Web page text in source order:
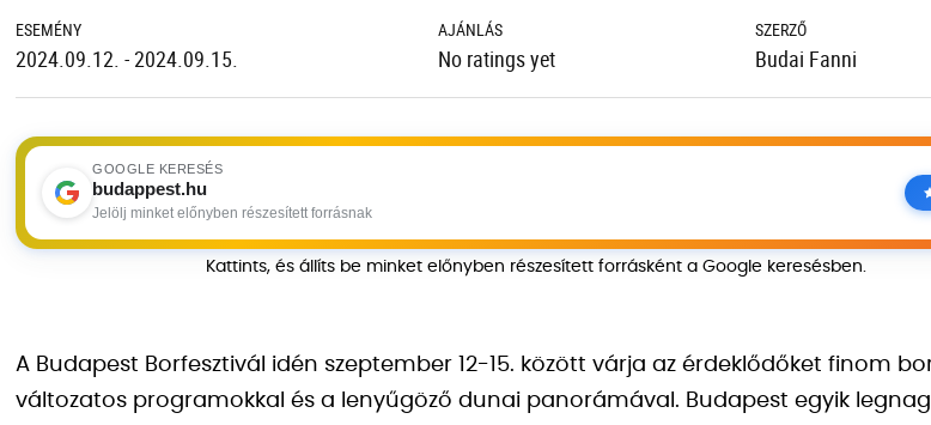
ESEMÉNY
2024.09.12. - 2024.09.15.
AJÁNLÁS
No ratings yet
SZERZŐ
Budai Fanni
GOOGLE KERESÉS
budappest.hu
Jelölj minket előnyben részesített forrásnak
Kattints, és állíts be minket előnyben részesített forrásként a Google keresésben.
A Budapest Borfesztivál idén szeptember 12-15. között várja az érdeklődőket finom
változatos programokkal és a lenyűgöző dunai panorámával. Budapest egyik